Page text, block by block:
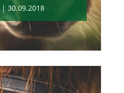
|30.09.2018